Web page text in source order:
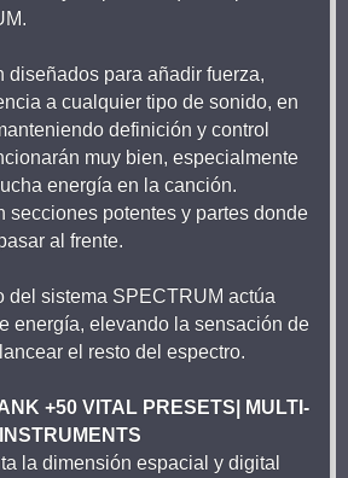
diseñados para añadir fuerza,
a cualquier tipo de sonido, en
definición y control
muy bien, especialmente
energía en la canción.
secciones potentes y partes donde
al frente.
del sistema SPECTRUM actúa
energía, elevando la sensación de
el resto del espectro.
+50 VITAL PRESETS| MULTI-
la dimensión espacial y digital